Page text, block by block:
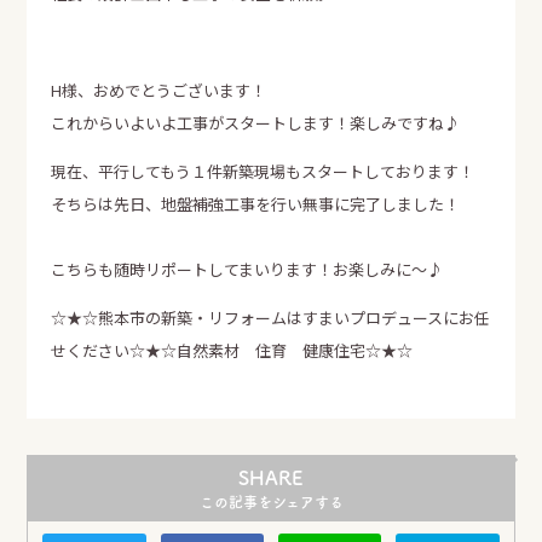
SHARE LINE InstagramFacebook
H様、おめでとうございます！
これからいよいよ工事がスタートします！楽しみですね♪
現在、平行してもう１件新築現場もスタートしております！
そちらは先日、地盤補強工事を行い無事に完了しました！
こちらも随時リポートしてまいります！お楽しみに～♪
☆★☆熊本市の新築・リフォームはすまいプロデュースにお任
せください☆★☆自然素材 住育 健康住宅☆★☆
SHARE
この記事をシェアする